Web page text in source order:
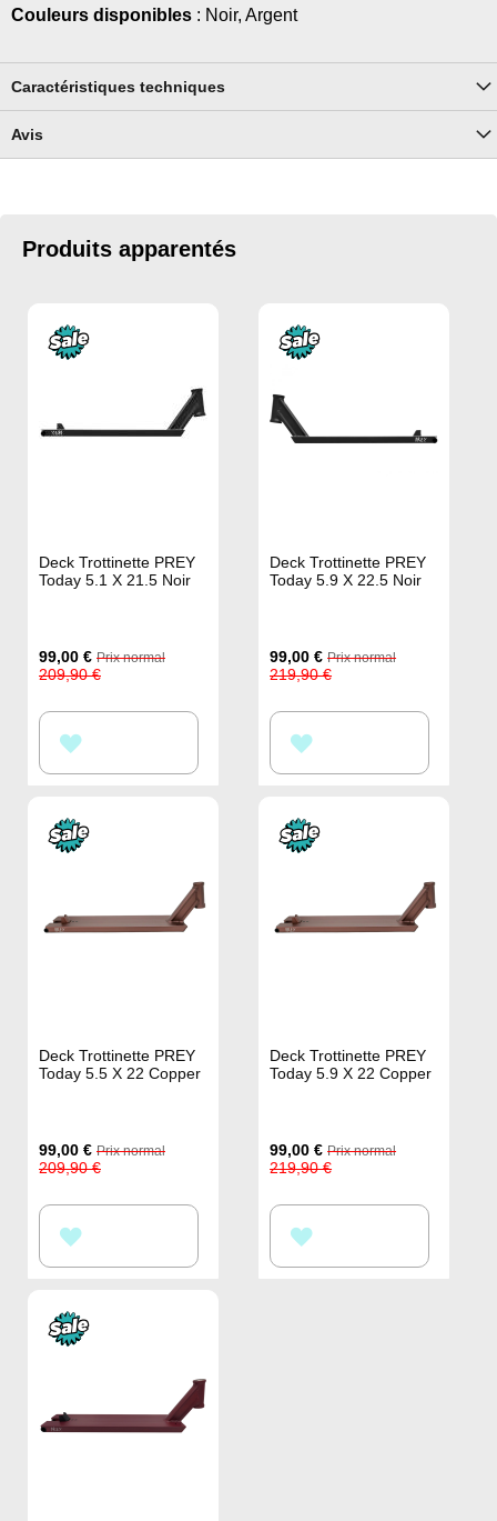
Couleurs disponibles : Noir, Argent
Caractéristiques techniques
Avis
Produits apparentés
Deck Trottinette PREY
Today 5.1 X 21.5 Noir
Prix
Spécial
99,00 € Prix normal
209,90 €
À
Deck Trottinette PREY
Today 5.9 X 22.5 Noir
Prix
Spécial
99,00 € Prix normal
219,90 €
À
Deck Trottinette PREY
Today 5.5 X 22 Copper
Prix
Spécial
99,00 € Prix normal
209,90 €
À
Deck Trottinette PREY
Today 5.9 X 22 Copper
Prix
Spécial
99,00 € Prix normal
219,90 €
À